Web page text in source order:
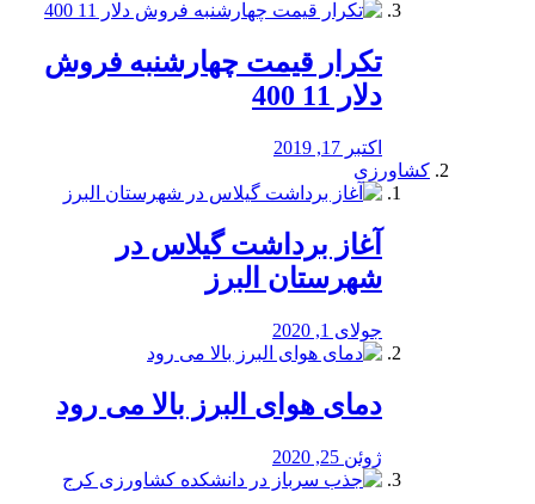
تکرار قیمت چهارشنبه فروش
دلار 11 400
اکتبر 17, 2019
کشاورزی
آغاز برداشت گیلاس در
شهرستان البرز
جولای 1, 2020
دمای هوای البرز بالا می رود
ژوئن 25, 2020